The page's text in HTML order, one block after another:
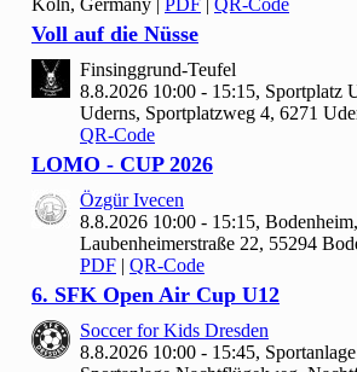
Voll auf die Nüsse
Finsinggrund-Teufel
8.8.2026 10:00 - 15:15, Sportplatz
Uderns, Sportplatzweg 4, 6271
QR-Code
LOMO - CUP 2026
Özgür Ivecen
8.8.2026 10:00 - 15:15,
Laubenheimerstraße 22, 55294
PDF | QR-Code
6. SFK Open Air Cup U12
Soccer for Kids Dresden
8.8.2026 10:00 - 15:45,